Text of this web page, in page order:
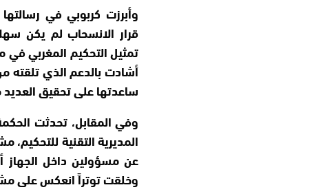
وأبرزت كربوبي في
قرار الانسحاب لم يكن
تمثيل التحكيم المغربي
أشادت بالدعم الذي تلقته
ساعدتها على تحقيق
وفي المقابل، تحدثت
المديرية التقنية
عن مسؤولين داخل
وخلقت توتراً انعكس على